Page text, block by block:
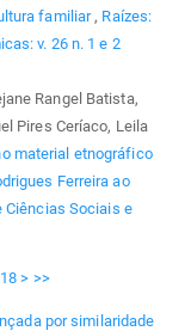
familiar, Raízes:
v. 26 n. 1 e 2
Rangel Batista,
Pires Ceríaco, Leila
material etnográfico
Ferreira ao
Ciências Sociais e
18 > >>
por similaridade